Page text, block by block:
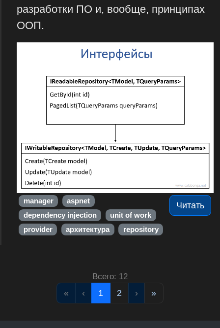
разработки ПО и, вообще, принципах
ООП.
Читать
manager
aspnet
dependency injection
unit of work
provider
архитектура repository
Всего: 12
« ‹ 1 2 › »